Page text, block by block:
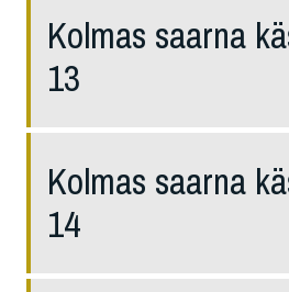
Kolmas saarna
13
Kolmas saarna
14